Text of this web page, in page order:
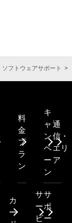
ソフトウェアサポート
料
金
プ
ラ
ン
キ
ャ
ン
ペ
ー
ン
通
信・
エリ
ア
カ
ー
サ
ー
ビ
サ
ポ
ー